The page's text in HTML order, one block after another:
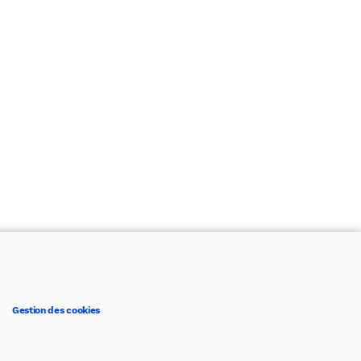
Gestion des cookies